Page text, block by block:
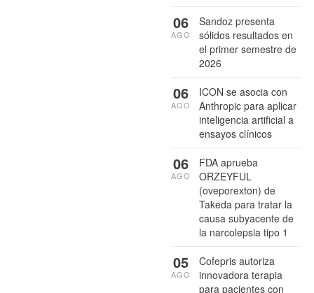
Sandoz presenta
sólidos resultados en
el primer semestre de
2026
06
AGO
ICON se asocia con
Anthropic para aplicar
inteligencia artificial a
ensayos clínicos
06
AGO
FDA aprueba
ORZEYFUL
(oveporexton) de
Takeda para tratar la
causa subyacente de
la narcolepsia tipo 1
06
AGO
Cofepris autoriza
innovadora terapia
para pacientes con
05
AGO